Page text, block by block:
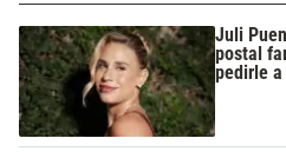
Juli
postal
pedirle